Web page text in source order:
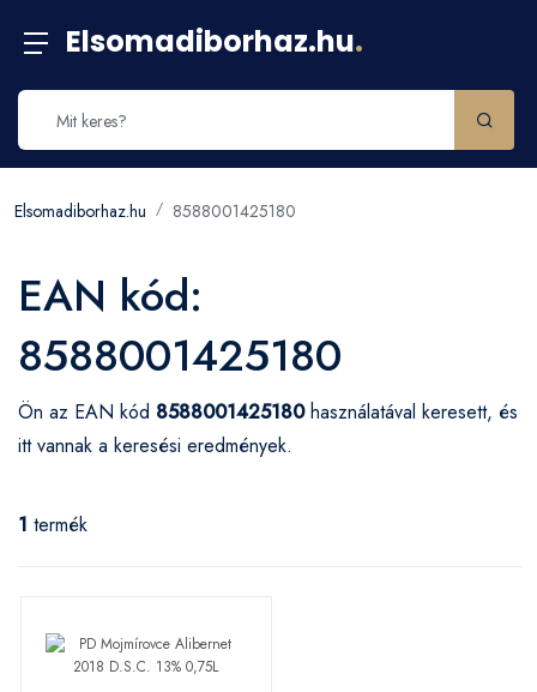
Elsomadiborhaz.hu.
Elsomadiborhaz.hu 8588001425180
EAN kód:
8588001425180
Ön az EAN kód 8588001425180használatával keresett, és
itt vannak a keresési eredmények.
1 termék